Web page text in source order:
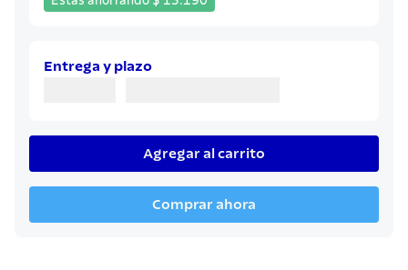
Entrega y plazo
Agregar al carrito
Comprar ahora